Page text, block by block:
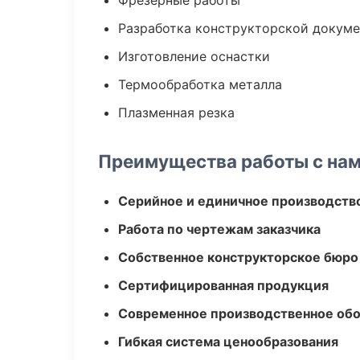
Разработка конструкторской
Изготовление оснастки
Термообработка металла
Плазменная резка
Преимущества работы с
Серийное и единичное
Работа по чертежам заказчика
Собственное конструкторское бюро
Сертифицированная продукция
Современное производственное
Гибкая система ценообразования